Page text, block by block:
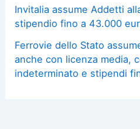
Invitalia assume Addetti
stipendio fino a 43.000
Ferrovie dello Stato
anche con licenza media,
indeterminato e stipendi